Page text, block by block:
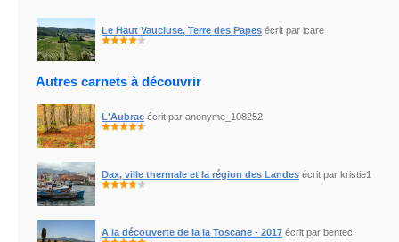
Le Haut Vaucluse, Terre des Papes écrit par icare
Autres carnets à découvrir
L'Aubrac écrit par anonyme_108252
Dax, ville thermale et la région des Landes écrit par kristie1
A la découverte de la la Toscane - 2017 écrit par bentec